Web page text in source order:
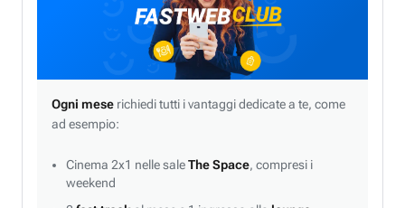
Ogni mese richiedi tutti i vantaggi dedicate a te, come
ad esempio:
Cinema 2x1 nelle saleThe Space, compresi i
weekend